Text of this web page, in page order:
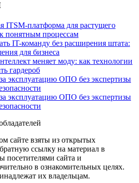
ITSM-платформа для растущего
понятным процессам
IT-команду без расширения штата:
для бизнеса
меняет моду: как технологии
гардероб
эксплуатацию ОПО без экспертизы
эксплуатацию ОПО без экспертизы
сайте взяты из открытых
ссылку на материал в
посетителями сайта и
в ознакомительных целях.
их владельцам.